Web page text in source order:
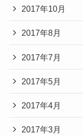
2017年10月
2017年8月
2017年7月
2017年5月
2017年4月
2017年3月